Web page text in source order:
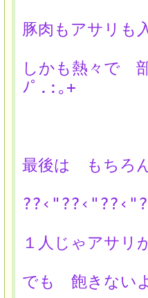
豚肉もアサリも
しかも熱々で
ﾉﾟ.:｡+
最後は もちろ
１人じゃアサ
でも 飽きない